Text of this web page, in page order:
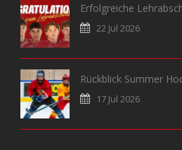
Erfolgreiche
22 Jul 2026
Rückblick Summer
17 Jul 2026